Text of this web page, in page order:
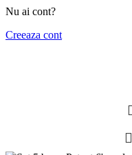
Nu ai cont?
Creeaza cont